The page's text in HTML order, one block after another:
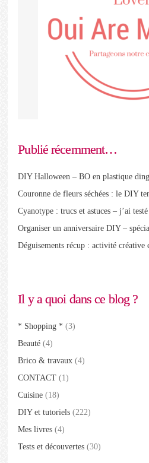
Publié récemment…
DIY Halloween – BO en plastique
Couronne de fleurs séchées : le DIY
Cyanotype : trucs et astuces – j’ai
Organiser un anniversaire DIY –
Déguisements récup : activité créative
Il y a quoi dans ce blog ?
* Shopping * (3)
Beauté (4)
Brico & travaux (4)
CONTACT (1)
Cuisine (18)
DIY et tutoriels (222)
Mes livres (4)
Tests et découvertes (30)